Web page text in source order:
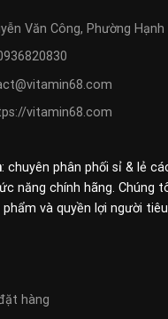
Văn Công, Phường Hạnh
vitamin68.com
: chuyên phân phối sỉ & lẻ
năng chính hãng. Chúng
và quyền lợi người
hàng